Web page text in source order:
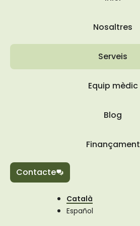
Nosaltres
Serveis
Equip mèdic
Blog
Finançament
Contacte
Català
Español